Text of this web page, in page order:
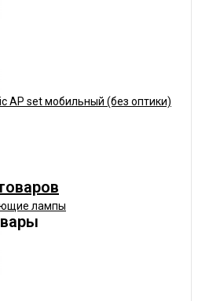
AP set мобильный (без оптики)
лампы